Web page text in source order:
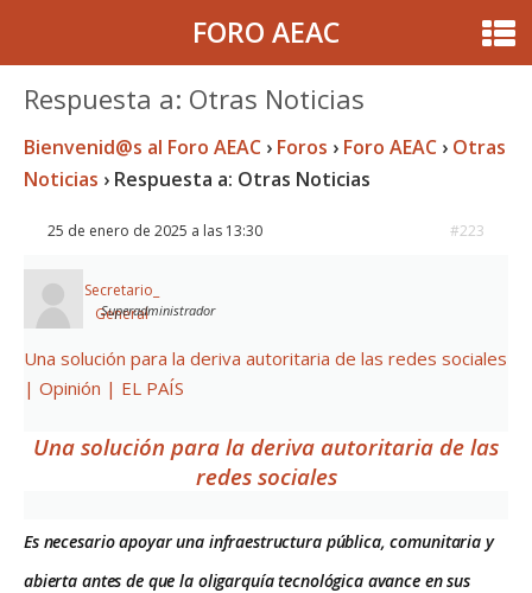
FORO AEAC
Respuesta a: Otras Noticias
Bienvenid@s al Foro AEAC › Foros › Foro AEAC › Otras
Noticias › Respuesta a: Otras Noticias
25 de enero de 2025 a las 13:30 #223
Secretario_
General
Superadministrador
Una solución para la deriva autoritaria de las redes sociales
| Opinión | EL PAÍS
Una solución para la deriva autoritaria de las
redes sociales
Es necesario apoyar una infraestructura pública, comunitaria y
abierta antes de que la oligarquía tecnológica avance en sus